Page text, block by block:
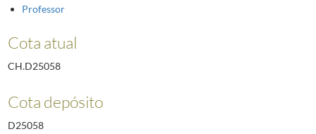
Professor
Cota atual
CH.D25058
Cota depósito
D25058